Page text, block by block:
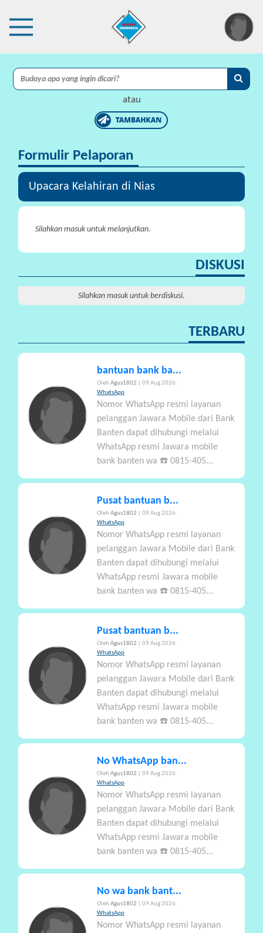
atau
×
I
P
r
o
k
i
S
A
S
A
A
Formulir Pelaporan
Upacara Kelahiran di Nias
Silahkan masuk untuk melanjutkan.
DISKUSI
Silahkan masuk untuk berdiskusi.
TERBARU
bantuan bank ba...
Oleh Agus1802
| 09 Aug 2026.
WhatsApp
Nomor WhatsApp resmi layanan
pelanggan Jawara Mobile dari Bank
Banten dapat dihubungi melalui
WhatsApp resmi Jawara mobile
bank banten wa ☎️ 0815-405...
Pusat bantuan b...
Oleh Agus1802
| 09 Aug 2026.
WhatsApp
Nomor WhatsApp resmi layanan
pelanggan Jawara Mobile dari Bank
Banten dapat dihubungi melalui
WhatsApp resmi Jawara mobile
bank banten wa ☎️ 0815-405...
Pusat bantuan b...
Oleh Agus1802
| 09 Aug 2026.
WhatsApp
Nomor WhatsApp resmi layanan
pelanggan Jawara Mobile dari Bank
Banten dapat dihubungi melalui
WhatsApp resmi Jawara mobile
bank banten wa ☎️ 0815-405...
No WhatsApp ban...
Oleh Agus1802
| 09 Aug 2026.
WhatsApp
Nomor WhatsApp resmi layanan
pelanggan Jawara Mobile dari Bank
Banten dapat dihubungi melalui
WhatsApp resmi Jawara mobile
bank banten wa ☎️ 0815-405...
No wa bank bant...
Oleh Agus1802
| 09 Aug 2026.
WhatsApp
Nomor WhatsApp resmi layanan